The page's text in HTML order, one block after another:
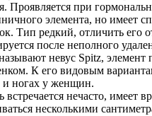
Проявляется при
элемента, но имеет
Тип редкий, отличить его
после неполного
невус Spitz,
К его видовым
и ногах у женщин.
нечасто, имеет
несколькими